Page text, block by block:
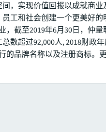
，实现价值回报以成就商
工和社会创建一个更美好
，截至2019年6月30日，仲
数超过92,000人, 2018财政
的品牌名称以及注册商标。